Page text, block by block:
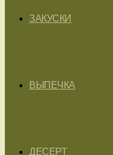
ЗАКУСКИ
ВЫПЕЧКА
ДЕСЕРТ